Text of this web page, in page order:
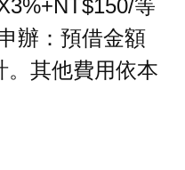
等
辦：預借金額
。其他費用依本